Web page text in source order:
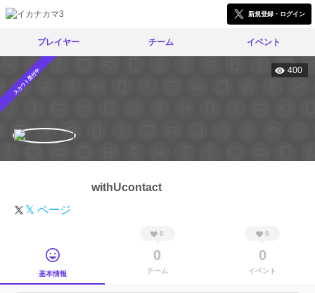
新規登録・ログイン
プレイヤー チーム イベント
スカウト受付中 400
withUcontact
𝕏 ページ
基本情報
0
0
チーム
0
0
イベント